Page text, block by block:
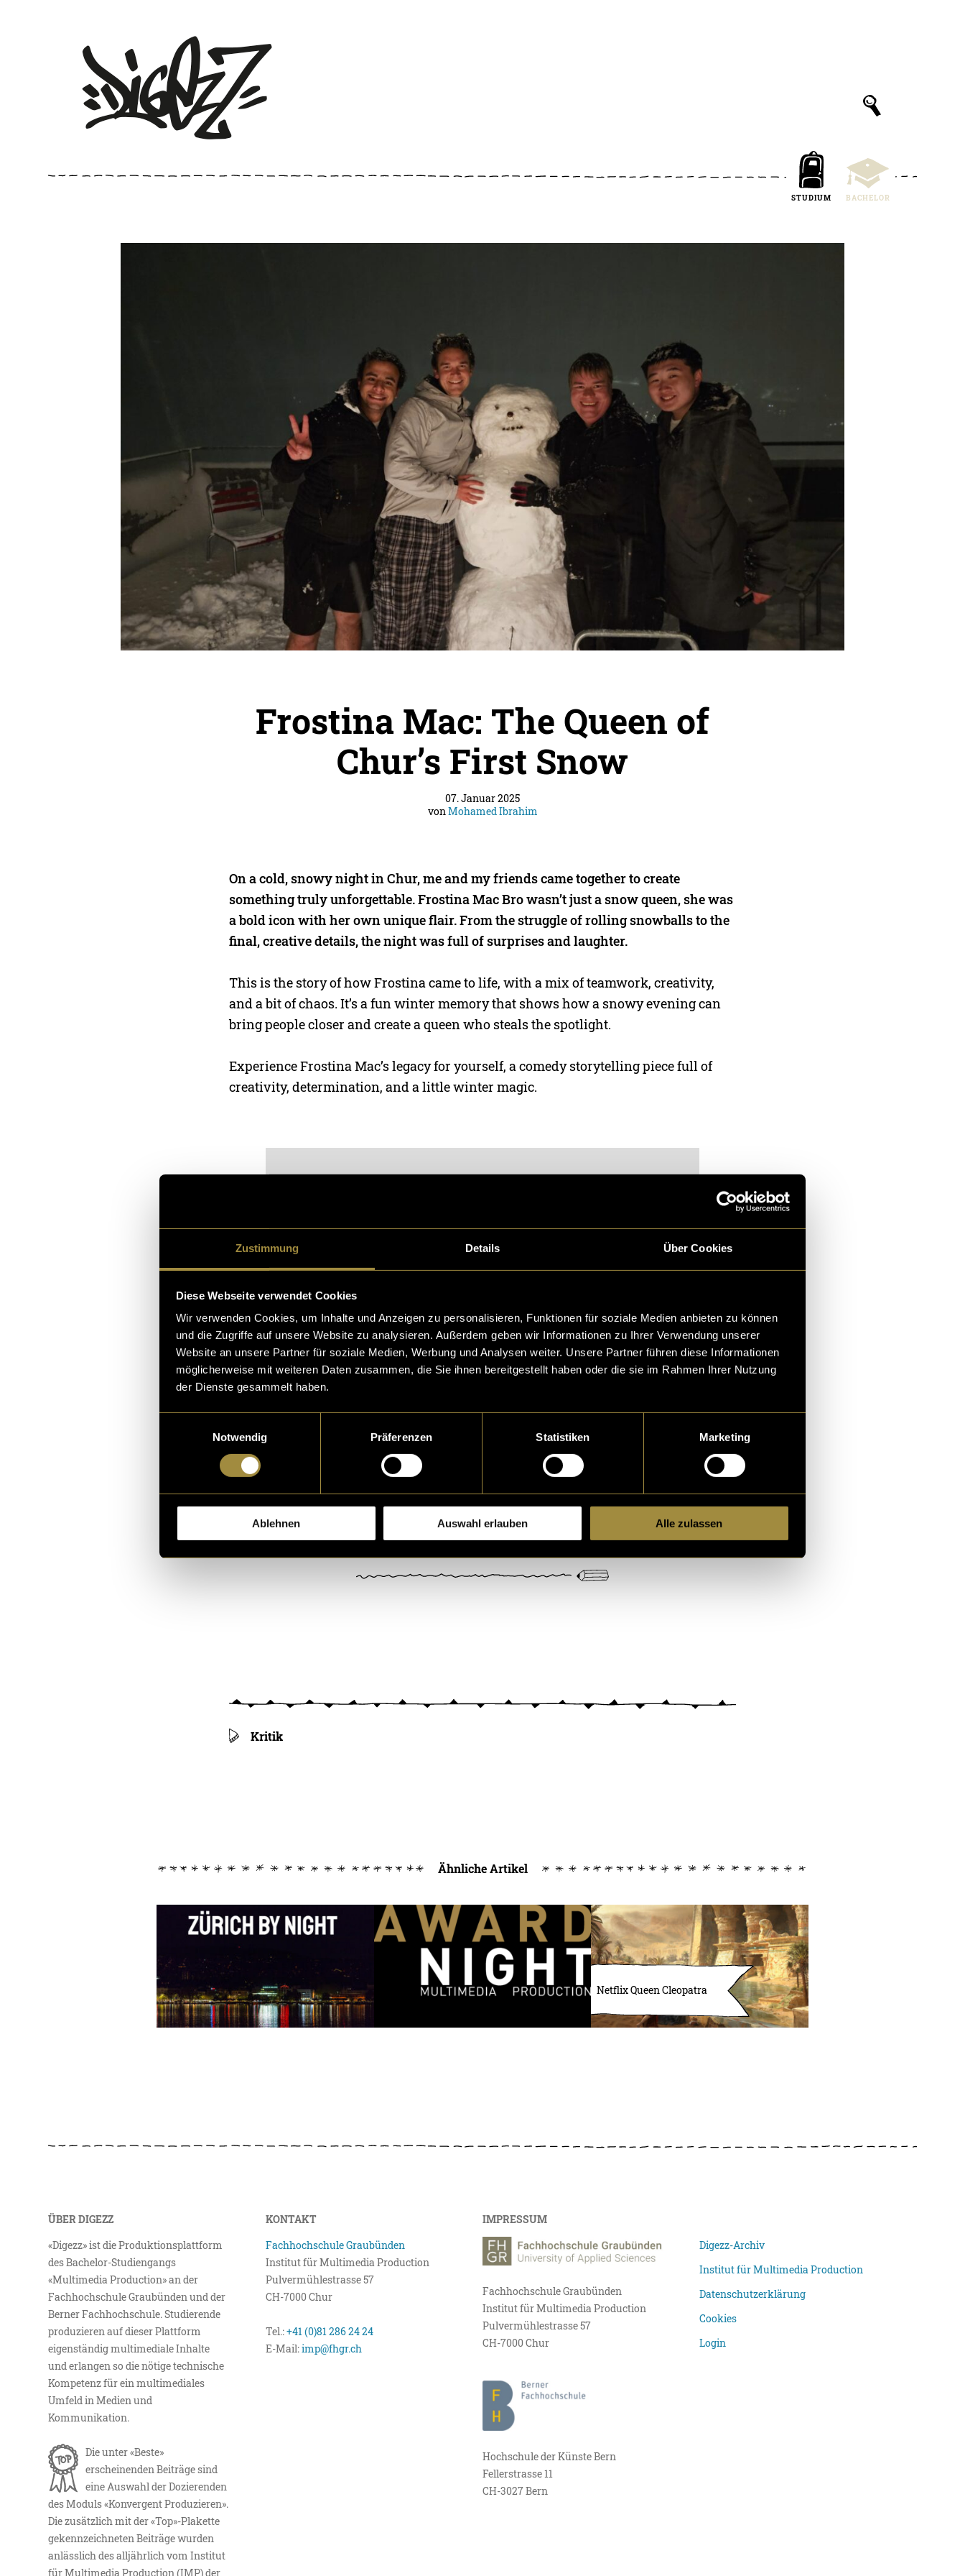
Zustimmung Details Über Cookies
Diese Webseite verwendet Cookies
Wir verwenden Cookies, um Inhalte und Anzeigen zu personalisieren, Funktionen für soziale Medien anbieten zu können
und die Zugriffe auf unsere Website zu analysieren. Außerdem geben wir Informationen zu Ihrer Verwendung unserer
Website an unsere Partner für soziale Medien, Werbung und Analysen weiter. Unsere Partner führen diese Informationen
möglicherweise mit weiteren Daten zusammen, die Sie ihnen bereitgestellt haben oder die sie im Rahmen Ihrer Nutzung
der Dienste gesammelt haben.
Notwendig
Präferenzen Statistiken Marketing
Ablehnen Auswahl erlauben Alle zulassen
STUDIUM BACHELOR
Frostina Mac: The Queen of
Chur’s First Snow
07. Januar 2025
vonMohamed Ibrahim
On a cold, snowy night in Chur, me and my friends came together to create
something truly unforgettable. Frostina Mac Bro wasn’t just a snow queen, she was
a bold icon with her own unique flair. From the struggle of rolling snowballs to the
final, creative details, the night was full of surprises and laughter.
This is the story of how Frostina came to life, with a mix of teamwork, creativity,
and a bit of chaos. It’s a fun winter memory that shows how a snowy evening can
bring people closer and create a queen who steals the spotlight.
Experience Frostina Mac’s legacy for yourself, a comedy storytelling piece full of
creativity, determination, and a little winter magic.
(pru)
Kritik
Ähnliche Artikel
Netflix Queen Cleopatra
ÜBER DIGEZZ
«Digezz» ist die Produktionsplattform
des Bachelor-Studiengangs
«Multimedia Production» an der
Fachhochschule Graubünden und der
Berner Fachhochschule. Studierende
produzieren auf dieser Plattform
eigenständig multimediale Inhalte
und erlangen so die nötige technische
Kompetenz für ein multimediales
Umfeld in Medien und
Kommunikation.
Die unter «Beste»
erscheinenden Beiträge sind
eine Auswahl der Dozierenden
des Moduls «Konvergent Produzieren».
Die zusätzlich mit der «Top»-Plakette
gekennzeichneten Beiträge wurden
anlässlich des alljährlich vom Institut
für Multimedia Production (IMP) der
KONTAKT
Fachhochschule Graubünden
Institut für Multimedia Production
Pulvermühlestrasse 57
CH-7000 Chur
Tel.:+41 (0)81 286 24 24
E-Mail:imp@fhgr.ch
IMPRESSUM
Fachhochschule Graubünden
Institut für Multimedia Production
Pulvermühlestrasse 57
CH-7000 Chur
Hochschule der Künste Bern
Fellerstrasse 11
CH-3027 Bern
Digezz-Archiv
Institut für Multimedia Production
Datenschutzerklärung
Cookies
Login